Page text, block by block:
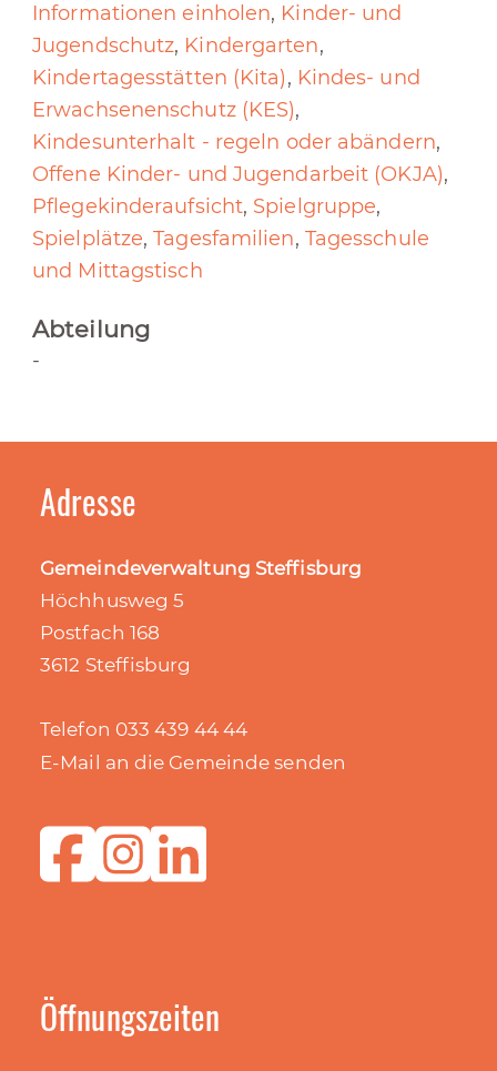
Informationen einholen, Kinder- und
Jugendschutz, Kindergarten,
Kindertagesstätten (Kita), Kindes- und
Erwachsenenschutz (KES),
Kindesunterhalt - regeln oder abändern,
Offene Kinder- und Jugendarbeit (OKJA),
Pflegekinderaufsicht, Spielgruppe,
Spielplätze,Tagesfamilien, Tagesschule
und Mittagstisch
Abteilung
-
Adresse
Gemeindeverwaltung Steffisburg
Höchhusweg 5
Postfach 168
3612 Steffisburg
Telefon 033 439 44 44
E-Mail an die Gemeinde senden
Öffnungszeiten